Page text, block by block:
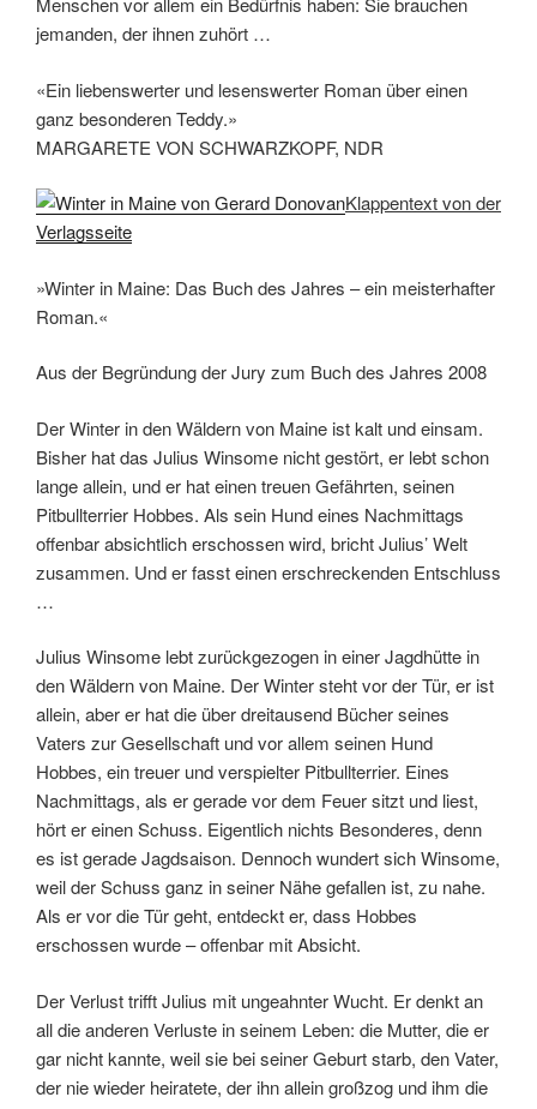
jemanden, der ihnen zuhört …
«Ein liebenswerter und lesenswerter Roman über einen
ganz besonderen Teddy.»
MARGARETE VON SCHWARZKOPF, NDR
Klappentext von der
Verlagsseite
»Winter in Maine: Das Buch des Jahres – ein meisterhafter
Roman.«
Aus der Begründung der Jury zum Buch des Jahres 2008
Der Winter in den Wäldern von Maine ist kalt und einsam.
Bisher hat das Julius Winsome nicht gestört, er lebt schon
lange allein, und er hat einen treuen Gefährten, seinen
Pitbullterrier Hobbes. Als sein Hund eines Nachmittags
offenbar absichtlich erschossen wird, bricht Julius’ Welt
zusammen. Und er fasst einen erschreckenden Entschluss
…
Julius Winsome lebt zurückgezogen in einer Jagdhütte in
den Wäldern von Maine. Der Winter steht vor der Tür, er ist
allein, aber er hat die über dreitausend Bücher seines
Vaters zur Gesellschaft und vor allem seinen Hund
Hobbes, ein treuer und verspielter Pitbullterrier. Eines
Nachmittags, als er gerade vor dem Feuer sitzt und liest,
hört er einen Schuss. Eigentlich nichts Besonderes, denn
es ist gerade Jagdsaison. Dennoch wundert sich Winsome,
weil der Schuss ganz in seiner Nähe gefallen ist, zu nahe.
Als er vor die Tür geht, entdeckt er, dass Hobbes
erschossen wurde – offenbar mit Absicht.
Der Verlust trifft Julius mit ungeahnter Wucht. Er denkt an
all die anderen Verluste in seinem Leben: die Mutter, die er
gar nicht kannte, weil sie bei seiner Geburt starb, den Vater,
der nie wieder heiratete, der ihn allein großzog und ihm die